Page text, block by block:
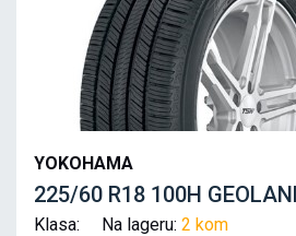
YOKOHAMA
225/60 R18 100H
Klasa: Na lageru: 2 kom